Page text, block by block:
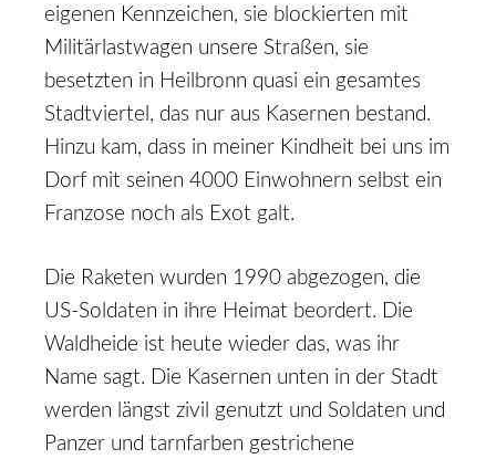
eigenen Kennzeichen, sie blockierten mit
Militärlastwagen unsere Straßen, sie
besetzten in Heilbronn quasi ein gesamtes
Stadtviertel, das nur aus Kasernen bestand.
Hinzu kam, dass in meiner Kindheit bei uns im
Dorf mit seinen 4000 Einwohnern selbst ein
Franzose noch als Exot galt.
Die Raketen wurden 1990 abgezogen, die
US-Soldaten in ihre Heimat beordert. Die
Waldheide ist heute wieder das, was ihr
Name sagt. Die Kasernen unten in der Stadt
werden längst zivil genutzt und Soldaten und
Panzer und tarnfarben gestrichene